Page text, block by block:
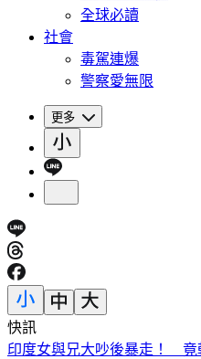
全球必讀
社會
毒駕連爆
警察愛無限
更多
快訊
白海豚颱風「紮實雨帶」又來